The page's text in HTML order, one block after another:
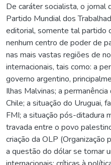
De caráter socialista, o jornal
Partido Mundial dos
editorial, somente tal partido
nenhum centro de poder de
nas mais vastas regiões de
internacionais, tais como: a
governo argentino,
Ilhas Malvinas; a
Chile; a situação do Uruguai,
FMI; a situação pós-ditadura
travada entre o povo
criação da OLP (Organização
a questão do dólar se tornar